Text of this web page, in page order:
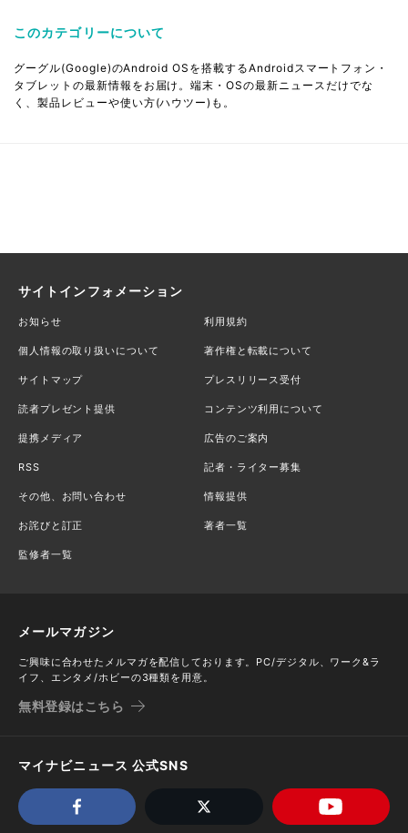
このカテゴリーについて
グーグル(Google)のAndroid OSを搭載するAndroidスマートフォン・
タブレットの最新情報をお届け。端末・OSの最新ニュースだけでな
く、製品レビューや使い方(ハウツー)も。
サイトインフォメーション
お知らせ 利用規約
個人情報の取り扱いについて 著作権と転載について
サイトマップ プレスリリース受付
読者プレゼント提供 コンテンツ利用について
提携メディア 広告のご案内
RSS 記者・ライター募集
その他、お問い合わせ 情報提供
お詫びと訂正 著者一覧
監修者一覧
メールマガジン
ご興味に合わせたメルマガを配信しております。PC/デジタル、ワーク&ラ
イフ、エンタメ/ホビーの3種類を用意。
無料登録はこちら
マイナビニュース 公式SNS